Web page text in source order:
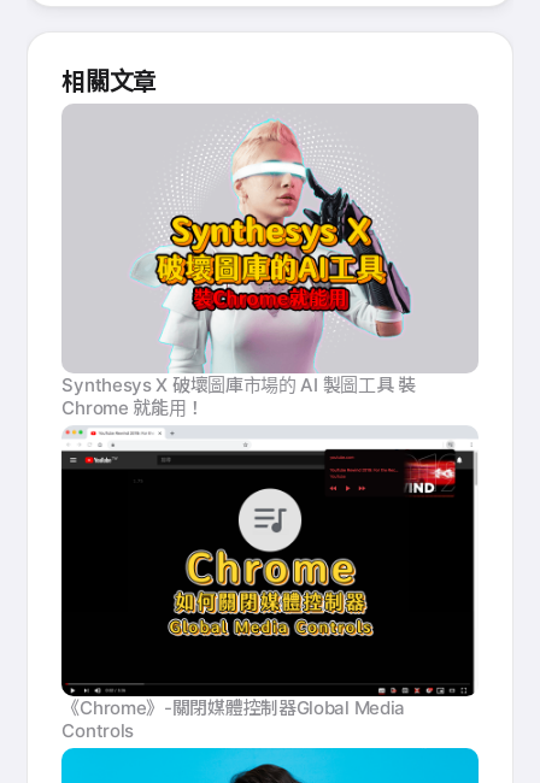
相關文章
Synthesys X 破壞圖庫市場的 AI 製圖工具 裝
Chrome 就能用！
《Chrome》-關閉媒體控制器Global Media
Controls